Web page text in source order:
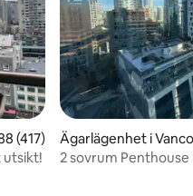
av 5 i genomsnittligt betyg,
(417)
utsikt!
Ägarlägenhet i
2 sovrum Penthouse